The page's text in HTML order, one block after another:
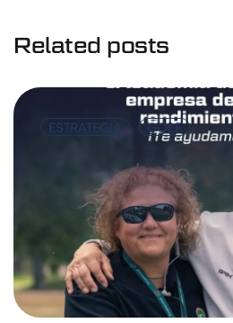
Related posts
ESTRATEGIA GOLF